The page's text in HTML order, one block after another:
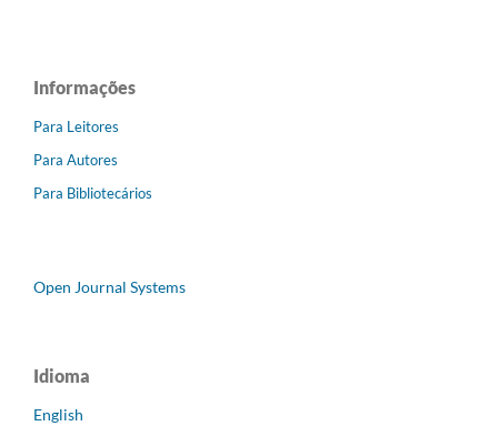
Informações
Para Leitores
Para Autores
Para Bibliotecários
Open Journal Systems
Idioma
English